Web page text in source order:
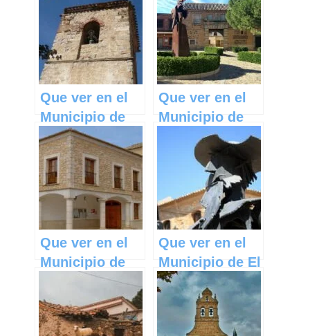
Castilla La
Mancha
Mohernando en
Castilla La
Mancha
Que ver en el
Municipio de
Beamud en
Castilla La
Mancha
Que ver en el
Municipio de
Nambroca en
Castilla La
Mancha
Que ver en el
Municipio de
Mahora en
Castilla La
Mancha
Que ver en el
Municipio de El
Toboso en
Castilla La
Mancha